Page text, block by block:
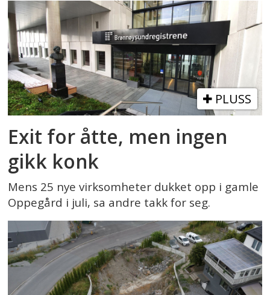
PLUSS
Exit for åtte, men ingen
gikk konk
Mens 25 nye virksomheter dukket opp i gamle
Oppegård i juli, sa andre takk for seg.